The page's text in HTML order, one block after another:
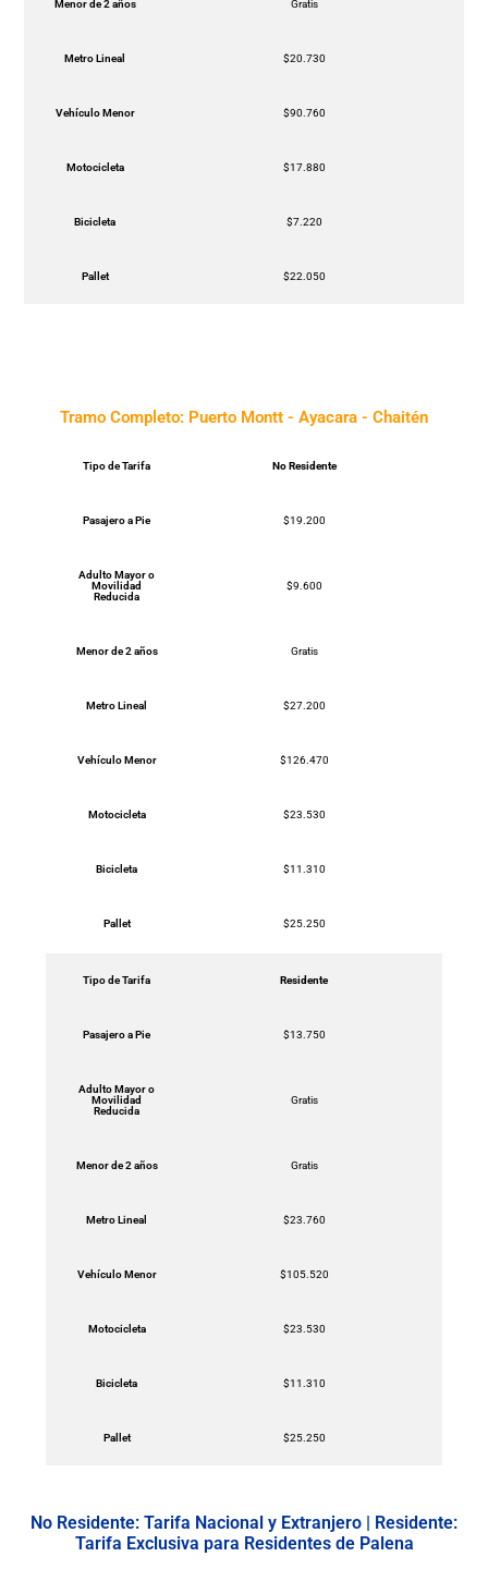
Menor de 2 años Gratis
Metro Lineal $20.730
Vehículo Menor $90.760
Motocicleta $17.880
Bicicleta $7.220
Pallet $22.050
Tramo Completo: Puerto Montt - Ayacara - Chaitén
Tipo de Tarifa No Residente
Pasajero a Pie $19.200
Adulto Mayor o
Movilidad
Reducida
$9.600
Menor de 2 años Gratis
Metro Lineal $27.200
Vehículo Menor $126.470
Motocicleta $23.530
Bicicleta $11.310
Pallet $25.250
Tipo de Tarifa Residente
Pasajero a Pie $13.750
Adulto Mayor o
Movilidad
Reducida
Gratis
Menor de 2 años Gratis
Metro Lineal $23.760
Vehículo Menor $105.520
Motocicleta $23.530
Bicicleta $11.310
Pallet $25.250
No Residente: Tarifa Nacional y Extranjero | Residente:
Tarifa Exclusiva para Residentes de Palena